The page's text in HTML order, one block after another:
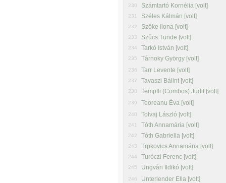
230 Számtartó Kornélia [volt]
231 Széles Kálmán [volt]
232 Szőke Ilona [volt]
233 Szűcs Tünde [volt]
234 Tarkó István [volt]
235 Tárnoky György [volt]
236 Tarr Levente [volt]
237 Tavaszi Bálint [volt]
238 Tempfli (Combos) Judit [volt]
239 Teoreanu Éva [volt]
240 Tolvaj László [volt]
241 Tóth Annamária [volt]
242 Tóth Gabriella [volt]
243 Trpkovics Annamária [volt]
244 Turóczi Ferenc [volt]
245 Ungvári Ildikó [volt]
246 Unterlender Ella [volt]